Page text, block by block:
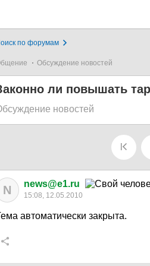
по форумам
Обсуждение новостей
ли повышать
новостей
N news@e1.ru
15:08, 12.05.2010
автоматически закрыта.